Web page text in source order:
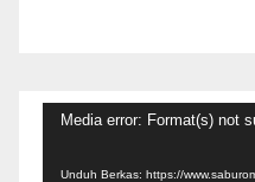
Pemutar
Media error: Format(s) not
Unduh Berkas: https://